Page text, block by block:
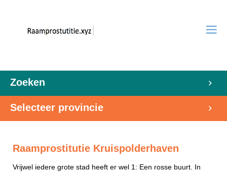
Zoeken
Selecteer provincie
Raamprostitutie Kruispolderhaven
Vrijwel iedere grote stad heeft er wel 1: Een rosse buurt. In